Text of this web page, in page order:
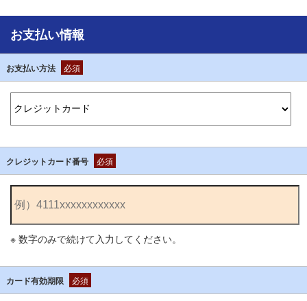
お支払い情報
お支払い方法 必須
クレジットカード番号 必須
※ 数字のみで続けて入力してください。
カード有効期限 必須